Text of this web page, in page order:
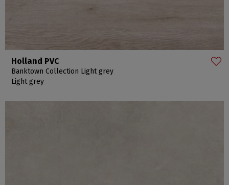
Holland PVC
Banktown Collection Light grey
Light grey